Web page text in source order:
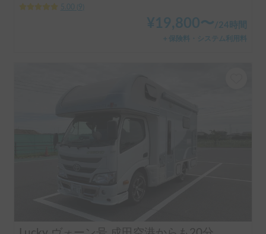
5.00
9
¥ 19,800〜/24時間
＋保険料・システム利用料